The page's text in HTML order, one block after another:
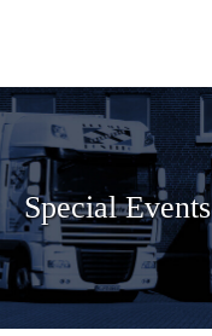
Special Events